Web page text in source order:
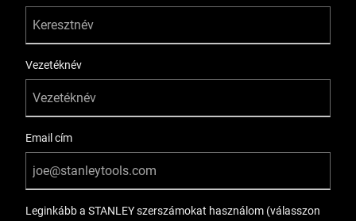
Vezetéknév
Email cím
Leginkább a STANLEY szerszámokat használom (válasszon